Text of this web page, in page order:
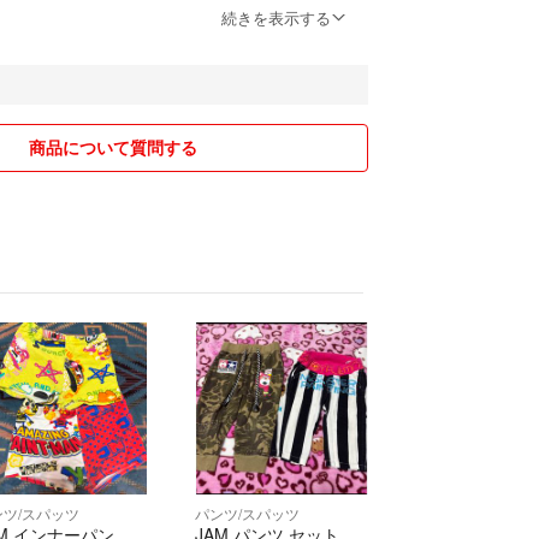
えます
す。
る物は
いため、
かります
りしてる物もあります。
続きを表示する
商品について質問する
/スパッツ
インナーパン
パンツ/スパッツ
JAM パンツ セット